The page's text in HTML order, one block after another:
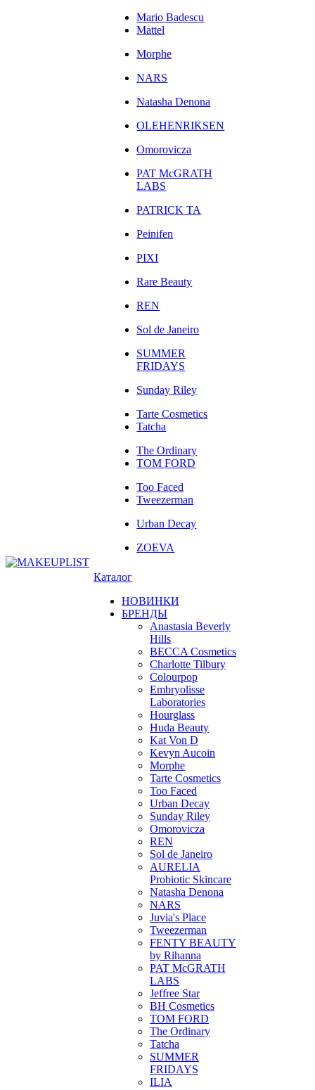
Mario Badescu
Mattel
Morphe
NARS
Natasha Denona
OLEHENRIKSEN
Omorovicza
PAT McGRATH
LABS
PATRICK TA
Peinifen
PIXI
Rare Beauty
REN
Sol de Janeiro
SUMMER
FRIDAYS
Sunday Riley
Tarte Cosmetics
Tatcha
The Ordinary
TOM FORD
Too Faced
Tweezerman
Urban Decay
ZOEVA
Каталог
НОВИНКИ
БРЕНДЫ
Anastasia Beverly
Hills
BECCA Cosmetics
Charlotte Tilbury
Colourpop
Embryolisse
Laboratories
Hourglass
Huda Beauty
Kat Von D
Kevyn Aucoin
Morphe
Tarte Cosmetics
Too Faced
Urban Decay
Sunday Riley
Omorovicza
REN
Sol de Janeiro
AURELIA
Probiotic Skincare
Natasha Denona
NARS
Juvia's Place
Tweezerman
FENTY BEAUTY
by Rihanna
PAT McGRATH
LABS
Jeffree Star
BH Cosmetics
TOM FORD
The Ordinary
Tatcha
SUMMER
FRIDAYS
ILIA